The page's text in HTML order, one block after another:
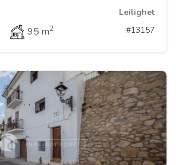
Leilighet
95 m2 #13157